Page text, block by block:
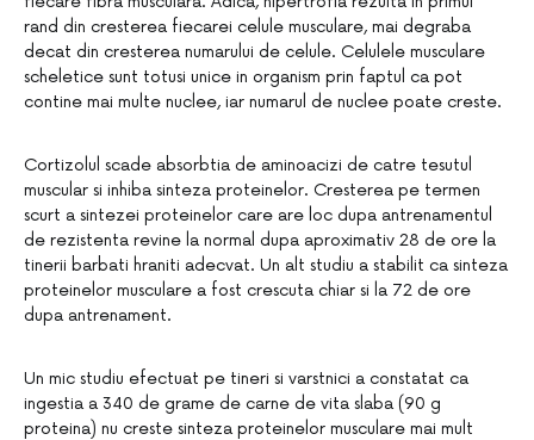
rand din cresterea fiecarei celule musculare, mai degraba
decat din cresterea numarului de celule. Celulele musculare
scheletice sunt totusi unice in organism prin faptul ca pot
contine mai multe nuclee, iar numarul de nuclee poate creste.
Cortizolul scade absorbtia de aminoacizi de catre tesutul
muscular si inhiba sinteza proteinelor. Cresterea pe termen
scurt a sintezei proteinelor care are loc dupa antrenamentul
de rezistenta revine la normal dupa aproximativ 28 de ore la
tinerii barbati hraniti adecvat. Un alt studiu a stabilit ca sinteza
proteinelor musculare a fost crescuta chiar si la 72 de ore
dupa antrenament.
Un mic studiu efectuat pe tineri si varstnici a constatat ca
ingestia a 340 de grame de carne de vita slaba (90 g
proteina) nu creste sinteza proteinelor musculare mai mult